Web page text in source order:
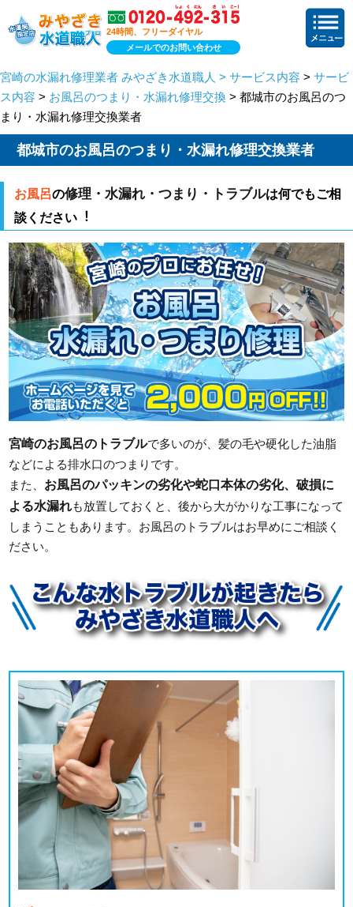
24時間、フリーダイヤル
メールでのお問い合わせ
宮崎の水漏れ修理業者 みやざき水道職人 > サービス内容 > サービ
ス内容 > お風呂のつまり・水漏れ修理交換 > 都城市のお風呂のつ
まり・水漏れ修理交換業者
都城市のお風呂のつまり・水漏れ修理交換業者
お風呂の修理・水漏れ・つまり・トラブルは何でもご相
談ください︕
宮崎のお風呂のトラブルで多いのが、髪の毛や硬化した油脂
などによる排水口のつまりです。
また、 お風呂のパッキンの劣化や蛇口本体の劣化、破損に
よる水漏れも放置しておくと、後から大がかりな工事になって
しまうこともあります。お風呂のトラブルはお早めにご相談く
ださい。